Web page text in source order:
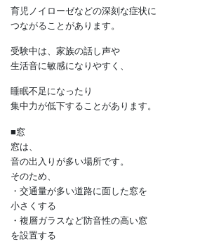
騒音への反応が過敏になって
日常生活に支障を来たすことがあります。
育児中は物音に敏感になりやすく、
そこに、睡眠不足や疲労、
近所からの騒音や苦情が加わると、
育児ノイローゼなどの深刻な症状に
つながることがあります。
受験中は、家族の話し声や
生活音に敏感になりやすく、
睡眠不足になったり
集中力が低下することがあります。